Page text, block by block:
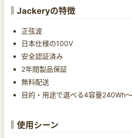
Jackeryの特徴
正弦波
日本仕様の100V
安全認証済み
2年間製品保証
無料配送
目的・用途で選べる4容量240Wh
使用シーン